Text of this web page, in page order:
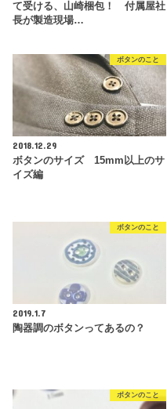
て受ける、山崎梱包！ 付属屋社
長が製造現場…
ボタンのこと
2018.12.29
ボタンのサイズ 15mm以上のサ
イズ編
ボタンのこと
2019.1.7
陶器調のボタンってあるの？
ボタンのこと